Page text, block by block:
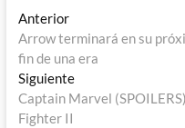
Navegación
de
entradas
AnteriorEntrada
anterior:
Arrow terminará en su
fin de una era
SiguienteEntrada
siguiente:
Captain Marvel
Fighter II